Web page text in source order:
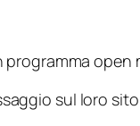
programma
sul loro